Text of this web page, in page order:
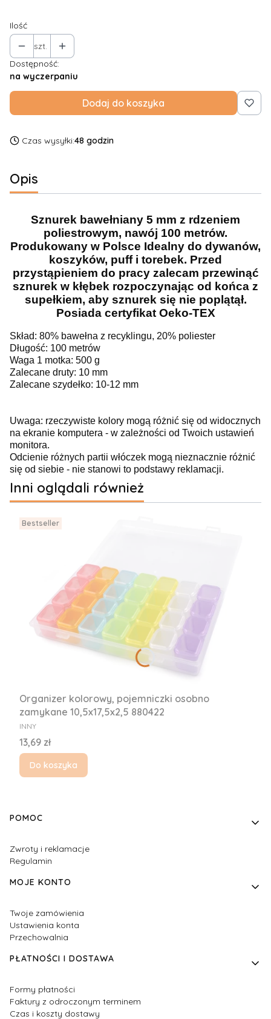
Ilość
szt.
Dostępność:
na wyczerpaniu
Dodaj do koszyka
Czas wysyłki:48 godzin
Opis
Sznurek bawełniany 5 mm z rdzeniem
poliestrowym, nawój 100 metrów.
Produkowany w Polsce Idealny do dywanów,
koszyków, puff i torebek. Przed
przystąpieniem do pracy zalecam przewinąć
sznurek w kłębek rozpoczynając od końca z
supełkiem, aby sznurek się nie poplątął.
Posiada certyfikat Oeko-TEX
Skład: 80% bawełna z recyklingu, 20% poliester
Długość: 100 metrów
Waga 1 motka: 500 g
Zalecane druty: 10 mm
Zalecane szydełko: 10-12 mm
Uwaga: rzeczywiste kolory mogą różnić się od widocznych
na ekranie komputera - w zależności od Twoich ustawień
monitora.
Odcienie różnych partii włóczek mogą nieznacznie różnić
się od siebie - nie stanowi to podstawy reklamacji.
Inni oglądali również
Bestseller
Organizer kolorowy, pojemniczki osobno
zamykane 10,5x17,5x2,5 880422
PRODUCENT
INNY
Cena
13,69 zł
Do koszyka
Linki w stopce
POMOC
Zwroty i reklamacje
Regulamin
MOJE KONTO
Twoje zamówienia
Ustawienia konta
Przechowalnia
PŁATNOŚCI I DOSTAWA
Formy płatności
Faktury z odroczonym terminem
Czas i koszty dostawy